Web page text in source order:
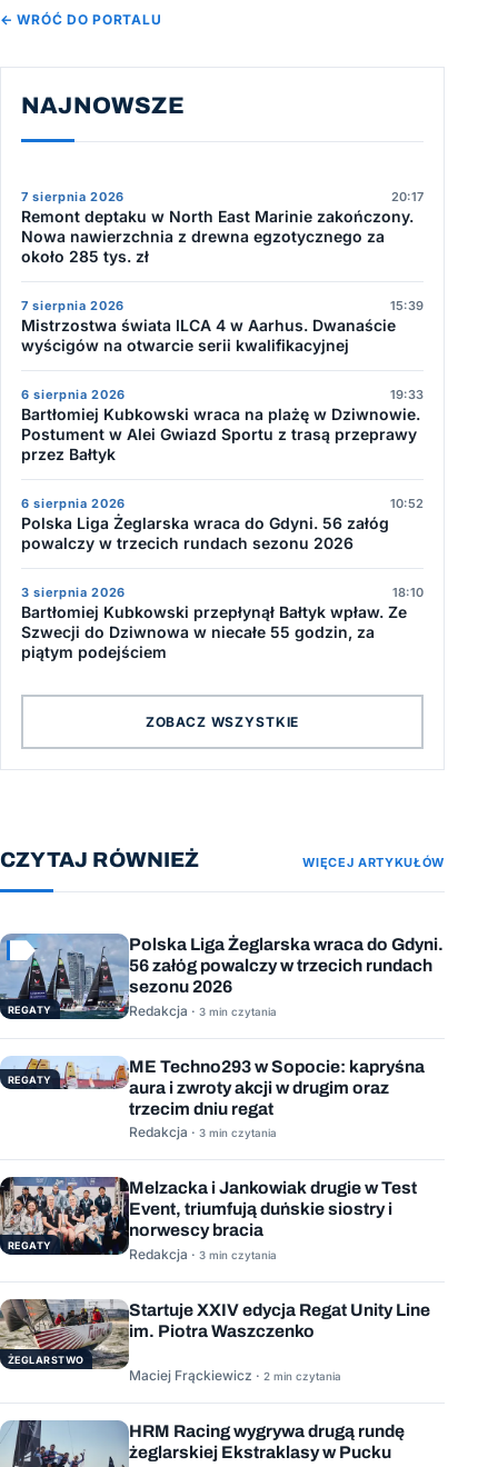
← WRÓĆ DO PORTALU
NAJNOWSZE
7 sierpnia 2026 20:17
Remont deptaku w North East Marinie zakończony.
Nowa nawierzchnia z drewna egzotycznego za
około 285 tys. zł
7 sierpnia 2026 15:39
Mistrzostwa świata ILCA 4 w Aarhus. Dwanaście
wyścigów na otwarcie serii kwalifikacyjnej
6 sierpnia 2026 19:33
Bartłomiej Kubkowski wraca na plażę w Dziwnowie.
Postument w Alei Gwiazd Sportu z trasą przeprawy
przez Bałtyk
6 sierpnia 2026 10:52
Polska Liga Żeglarska wraca do Gdyni. 56 załóg
powalczy w trzecich rundach sezonu 2026
3 sierpnia 2026 18:10
Bartłomiej Kubkowski przepłynął Bałtyk wpław. Ze
Szwecji do Dziwnowa w niecałe 55 godzin, za
piątym podejściem
ZOBACZ WSZYSTKIE
CZYTAJ RÓWNIEŻ WIĘCEJ ARTYKUŁÓW
REGATY
Polska Liga Żeglarska wraca do Gdyni.
56 załóg powalczy w trzecich rundach
sezonu 2026
Redakcja · 3 min czytania
REGATY
ME Techno293 w Sopocie: kapryśna
aura i zwroty akcji w drugim oraz
trzecim dniu regat
Redakcja · 3 min czytania
REGATY
Melzacka i Jankowiak drugie w Test
Event, triumfują duńskie siostry i
norwescy bracia
Redakcja · 3 min czytania
ŻEGLARSTWO
Startuje XXIV edycja Regat Unity Line
im. Piotra Waszczenko
Maciej Frąckiewicz · 2 min czytania
HRM Racing wygrywa drugą rundę
żeglarskiej Ekstraklasy w Pucku